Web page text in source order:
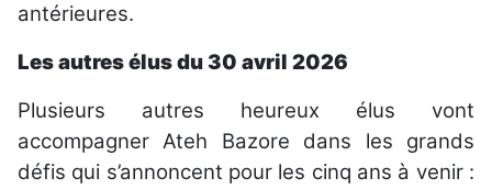
antérieures.
Les autres élus du 30 avril 2026
Plusieurs autres heureux élus vont
accompagner Ateh Bazore dans les grands
défis qui s’annoncent pour les cinq ans à venir :